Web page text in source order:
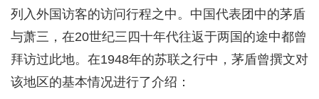
列入外国访客的访问行程之中。中国代表团中的茅盾
与萧三，在20世纪三四十年代往返于两国的途中都曾
拜访过此地。在1948年的苏联之行中，茅盾曾撰文对
该地区的基本情况进行了介绍：